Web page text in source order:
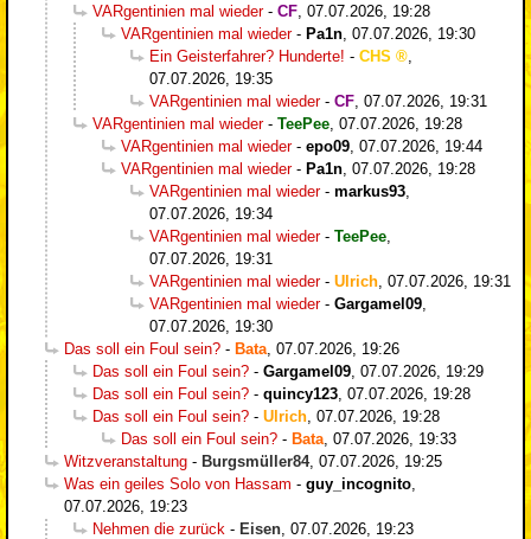
VARgentinien mal wieder- CF 07.07.2026, 19:28
VARgentinien mal wieder- Pa1n 07.07.2026, 19:30
Ein Geisterfahrer? Hunderte! - CHS
07.07.2026, 19:35
VARgentinien mal wieder- CF 07.07.2026, 19:31
VARgentinien mal wieder- TeePee 07.07.2026, 19:28
VARgentinien mal wieder- epo09 07.07.2026, 19:44
VARgentinien mal wieder- Pa1n 07.07.2026, 19:28
VARgentinien mal wieder- markus93
07.07.2026, 19:34
VARgentinien mal wieder- TeePee
07.07.2026, 19:31
VARgentinien mal wieder- Ulrich 07.07.2026, 19:31
VARgentinien mal wieder- Gargamel09
07.07.2026, 19:30
Das soll ein Foul sein? - Bata 07.07.2026, 19:26
Das soll ein Foul sein? - Gargamel09 07.07.2026, 19:29
Das soll ein Foul sein? - quincy123 07.07.2026, 19:28
Das soll ein Foul sein? - Ulrich 07.07.2026, 19:28
Das soll ein Foul sein? - Bata 07.07.2026, 19:33
Witzveranstaltung - Burgsmüller84, 07.07.2026, 19:25
Was ein geiles Solo von Hassam - guy_incognito
07.07.2026, 19:23
Nehmen die zurück - Eisen 07.07.2026, 19:23